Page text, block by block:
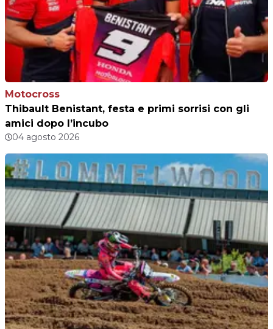
Motocross
Thibault Benistant, festa e primi sorrisi con gli
amici dopo l’incubo
04 agosto 2026